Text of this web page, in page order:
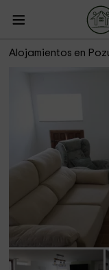
Alojamientos en
Casa Rural Mi Pueblo